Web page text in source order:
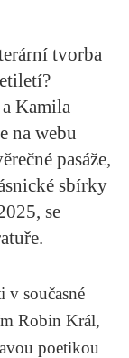
PŘEKLADU
tvorba
Kamila
na webu
pasáže,
sbírky
se
v současné
Robin Král,
poetikou